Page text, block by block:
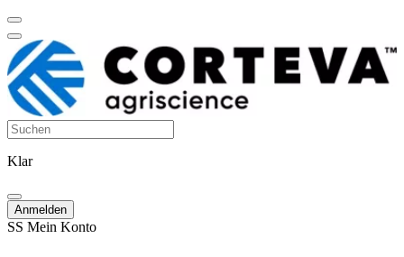
Klar
Anmelden
SS Mein Konto